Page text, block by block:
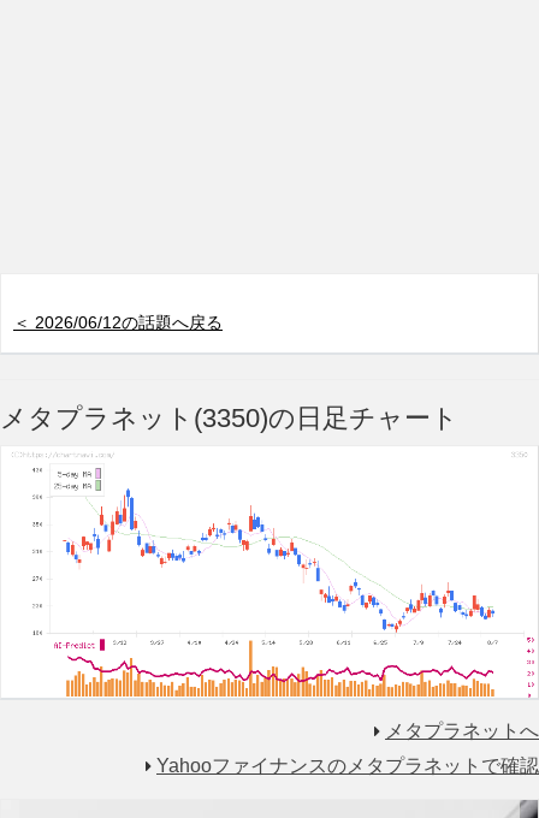
＜ 2026/06/12の話題へ戻る
メタプラネット(3350)の日足チャート
メタプラネットへ
Yahooファイナンスのメタプラネットで確認